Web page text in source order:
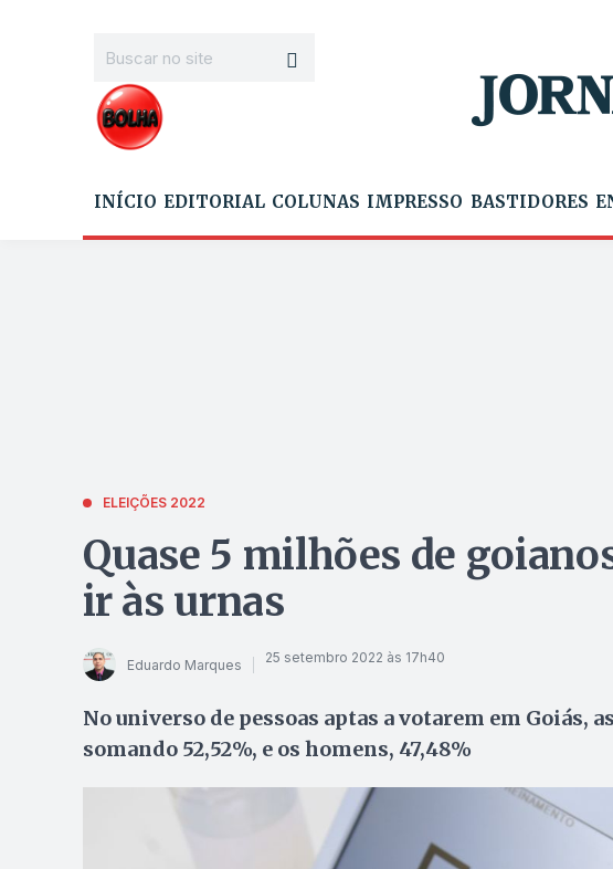
INÍCIO EDITORIAL COLUNAS IMPRESSO BASTIDORES
ELEIÇÕES 2022
Quase 5 milhões de
ir às urnas
Eduardo Marques 25 setembro 2022 às 17h40
No universo de pessoas aptas a votarem em Goiás,
somando 52,52%, e os homens, 47,48%